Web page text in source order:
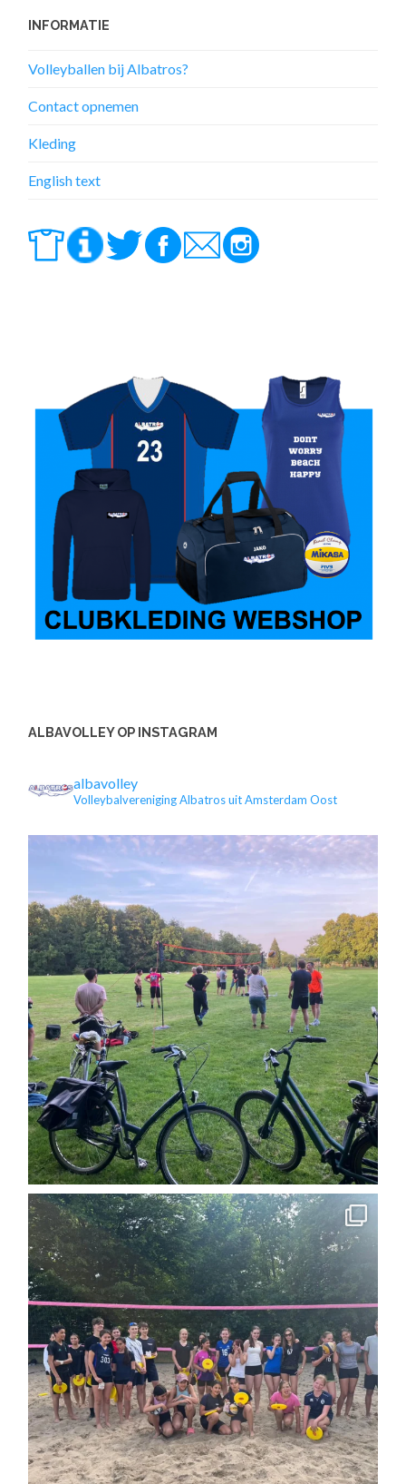
INFORMATIE
Volleyballen bij Albatros?
Contact opnemen
Kleding
English text
ALBAVOLLEY OP INSTAGRAM
albavolley
Volleybalvereniging Albatros uit Amsterdam Oost